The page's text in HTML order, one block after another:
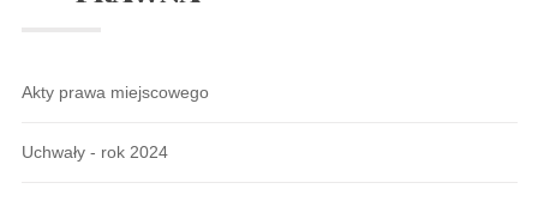
Akty prawa miejscowego
Uchwały - rok 2024